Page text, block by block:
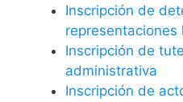
Inscripción de
representaciones
Inscripción de
administrativa
Inscripción de